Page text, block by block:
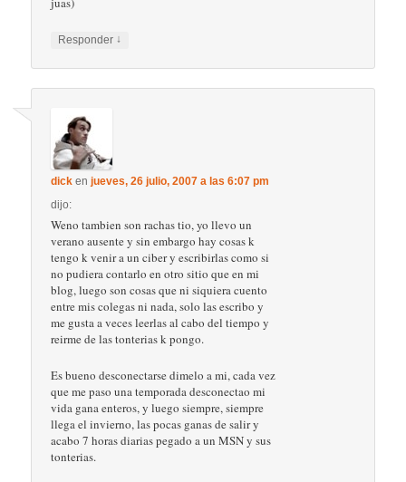
Responder ↓
dick enjueves, 26 julio, 2007 a las 6:07 pm
dijo:
Weno tambien son rachas tio, yo llevo un
verano ausente y sin embargo hay cosas k
tengo k venir a un ciber y escribirlas como si
no pudiera contarlo en otro sitio que en mi
blog, luego son cosas que ni siquiera cuento
entre mis colegas ni nada, solo las escribo y
me gusta a veces leerlas al cabo del tiempo y
reirme de las tonterias k pongo.
Es bueno desconectarse dimelo a mi, cada vez
que me paso una temporada desconectao mi
vida gana enteros, y luego siempre, siempre
llega el invierno, las pocas ganas de salir y
acabo 7 horas diarias pegado a un MSN y sus
tonterias.